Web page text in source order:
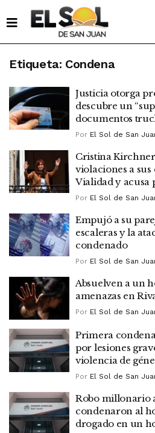
Etiqueta: Condena
Justicia otorga
descubre un
documentos
Por El Sol de San
Cristina
violaciones a sus
Vialidad y acusa
Por El Sol de San
Empujó a su
escaleras y la
condenado
Por El Sol de San
Absuelven a un
amenazas en
Por El Sol de San
Primera
por lesiones
violencia de
Por El Sol de San
Robo millonario
condenaron al
drogado en un